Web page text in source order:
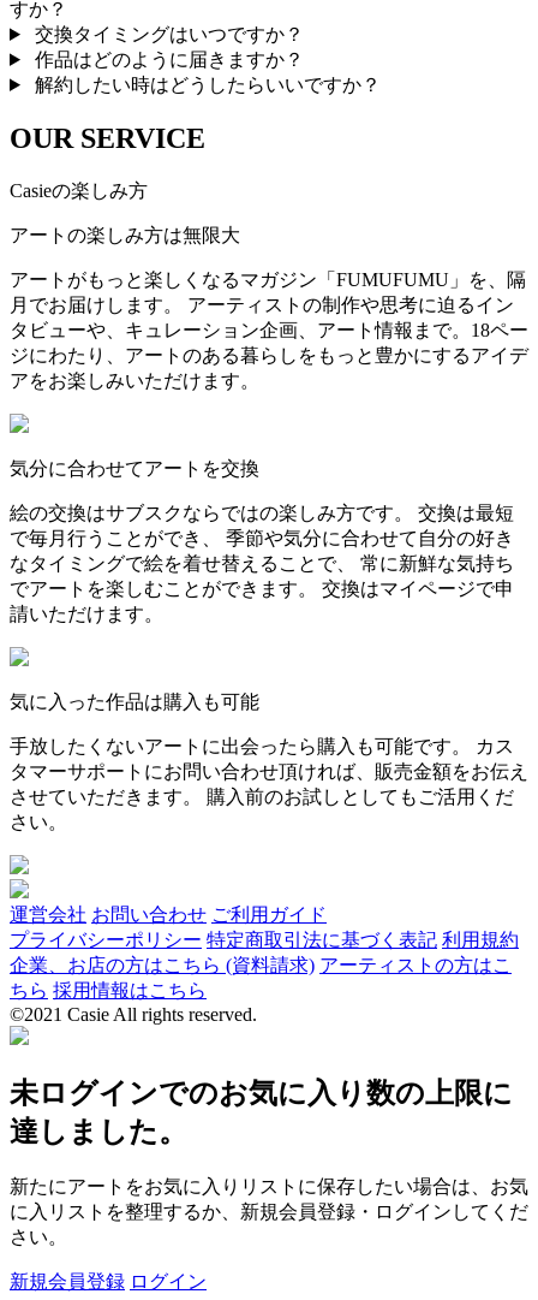
すか？
交換タイミングはいつですか？
作品はどのように届きますか？
解約したい時はどうしたらいいですか？
OUR SERVICE
Casieの楽しみ方
アートの楽しみ方は無限大
アートがもっと楽しくなるマガジン「FUMUFUMU」を、隔
月でお届けします。 アーティストの制作や思考に迫るイン
タビューや、キュレーション企画、アート情報まで。18ペー
ジにわたり、アートのある暮らしをもっと豊かにするアイデ
アをお楽しみいただけます。
気分に合わせてアートを交換
絵の交換はサブスクならではの楽しみ方です。 交換は最短
で毎月行うことができ、 季節や気分に合わせて自分の好き
なタイミングで絵を着せ替えることで、 常に新鮮な気持ち
でアートを楽しむことができます。 交換はマイページで申
請いただけます。
気に入った作品は購入も可能
手放したくないアートに出会ったら購入も可能です。 カス
タマーサポートにお問い合わせ頂ければ、販売金額をお伝え
させていただきます。 購入前のお試しとしてもご活用くだ
さい。
運営会社 お問い合わせ ご利用ガイド
プライバシーポリシー 特定商取引法に基づく表記 利用規約
企業、お店の方はこちら (資料請求) アーティストの方はこ
ちら 採用情報はこちら
©2021 Casie All rights reserved.
未ログインでのお気に入り数の上限に
達しました。
新たにアートをお気に入りリストに保存したい場合は、お気
に入リストを整理するか、新規会員登録・ログインしてくだ
さい。
新規会員登録 ログイン